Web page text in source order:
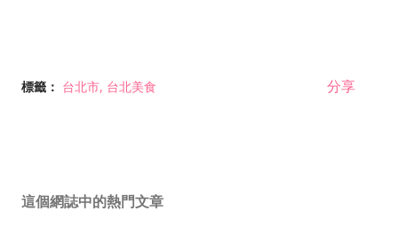
標籤： 台北市 台北美食 分享
這個網誌中的熱門文章